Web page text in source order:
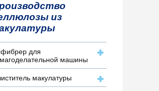
из
для
машины
макулатуры